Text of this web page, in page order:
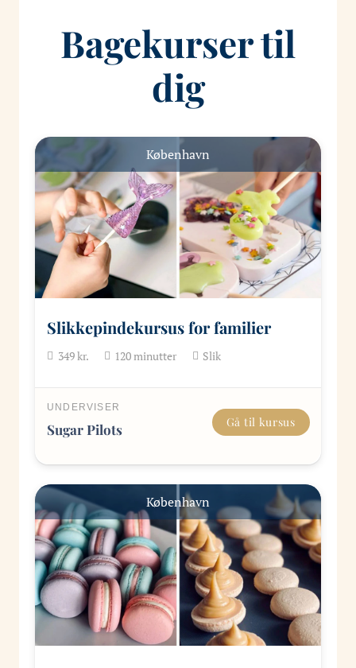
Bagekurser til
dig
København
Slikkepindekursus for familier
349kr. 120minutter Slik
UNDERVISER
Sugar Pilots Gå til kursus
København